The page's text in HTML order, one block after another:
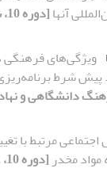
آنها
ویژگی‌های فرهنگی
شرط
دانشگاهی و
اجتماعی مرتبط با
مخدر